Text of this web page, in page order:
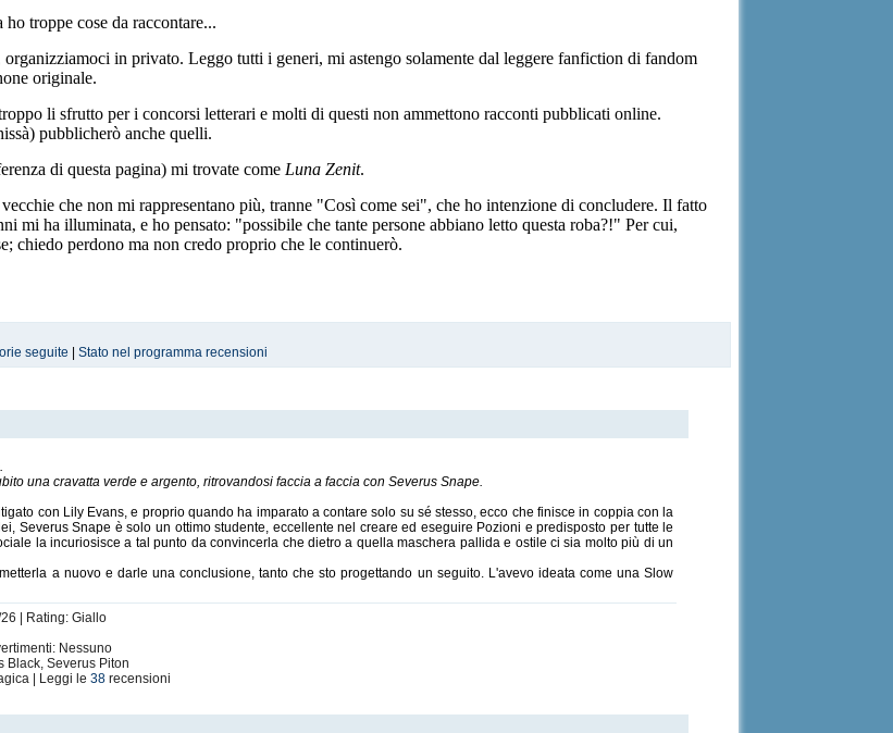
troppe cose da raccontare...
in privato. Leggo tutti i generi, mi astengo solamente dal leggere fanfiction di fandom
originale.
li sfrutto per i concorsi letterari e molti di questi non ammettono racconti pubblicati online.
pubblicherò anche quelli.
di questa pagina) mi trovate come Luna Zenit.
che non mi rappresentano più, tranne "Così come sei", che ho intenzione di concludere. Il fatto
mi ha illuminata, e ho pensato: "possibile che tante persone abbiano letto questa roba?!" Per cui,
chiedo perdono ma non credo proprio che le continuerò.
seguite |Stato nel programma recensioni
una cravatta verde e argento, ritrovandosi faccia a faccia con Severus Snape.
con Lily Evans, e proprio quando ha imparato a contare solo su sé stesso, ecco che finisce in coppia con la
Severus Snape è solo un ottimo studente, eccellente nel creare ed eseguire Pozioni e predisposto per tutte le
la incuriosisce a tal punto da convincerla che dietro a quella maschera pallida e ostile ci sia molto più di un
a nuovo e darle una conclusione, tanto che sto progettando un seguito. L'avevo ideata come una Slow
| Rating: Giallo
Nessuno
Black, Severus Piton
| Leggi le38 recensioni